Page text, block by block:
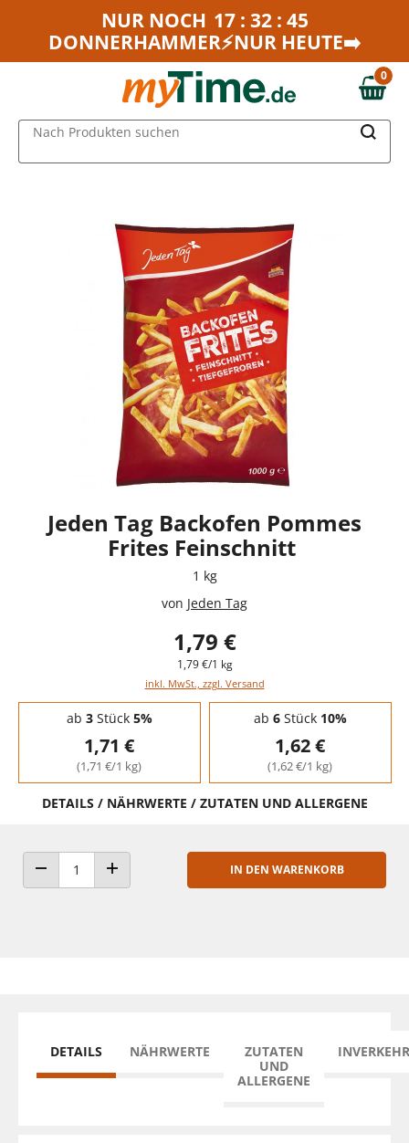
Zum Hauptinhalt springen
Zur Navigation springen
NUR NOCH 17 : 32 : 45
DONNERHAMMER⚡NUR HEUTE➡️
0,00 €
0
Nach Produkten suchen
Jeden Tag Backofen Pommes
Frites Feinschnitt
1 kg
von Jeden Tag
1,79 €
1,79 €/1 kg
inkl. MwSt., zzgl. Versand
Staffelpreise - Mengenrabatt
ab 3Stück 5%
1,71 €
(1,71 €/1 kg)
ab 6Stück 10%
1,62 €
(1,62 €/1 kg)
DETAILS / NÄHRWERTE / ZUTATEN UND ALLERGENE
ANZAHL VERRINGERNANZAHL ERHÖHEN
IN DEN WARENKORB
DETAILS NÄHRWERTE
ZUTATEN
UND
ALLERGENE